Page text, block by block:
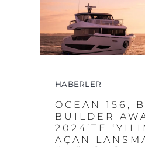
HABERLER
OCEAN 156,
AÇAN
ÖDÜLÜNÜ
DAHA FAZLASINI